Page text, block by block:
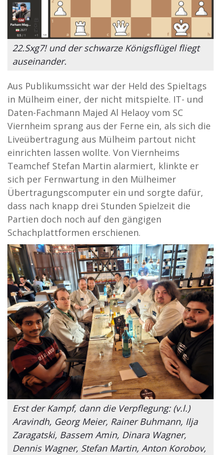
22.Sxg7! und der schwarze Königsflügel fliegt
auseinander.
Aus Publikumssicht war der Held des Spieltags
in Mülheim einer, der nicht mitspielte. IT- und
Daten-Fachmann Majed Al Helaoy vom SC
Viernheim sprang aus der Ferne ein, als sich die
Liveübertragung aus Mülheim partout nicht
einrichten lassen wollte. Von Viernheims
Teamchef Stefan Martin alarmiert, klinkte er
sich per Fernwartung in den Mülheimer
Übertragungscomputer ein und sorgte dafür,
dass nach knapp drei Stunden Spielzeit die
Partien doch noch auf den gängigen
Schachplattformen erschienen.
Erst der Kampf, dann die Verpflegung: (v.l.)
Aravindh, Georg Meier, Rainer Buhmann, Ilja
Zaragatski, Bassem Amin, Dinara Wagner,
Dennis Wagner, Stefan Martin, Anton Korobov,